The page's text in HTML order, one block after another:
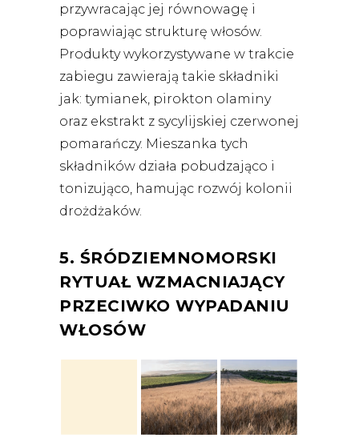
przywracając jej równowagę i
poprawiając strukturę włosów.
Produkty wykorzystywane w trakcie
zabiegu zawierają takie składniki
jak: tymianek, pirokton olaminy
oraz ekstrakt z sycylijskiej czerwonej
pomarańczy. Mieszanka tych
składników działa pobudzająco i
tonizująco, hamując rozwój kolonii
drożdżaków.
5. ŚRÓDZIEMNOMORSKI
RYTUAŁ WZMACNIAJĄCY
PRZECIWKO WYPADANIU
WŁOSÓW